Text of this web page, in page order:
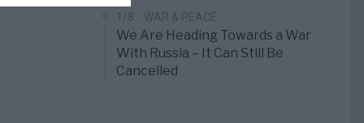
1/8 WAR & PEACE
We Are Heading Towards a War
With Russia – It Can Still Be
Cancelled